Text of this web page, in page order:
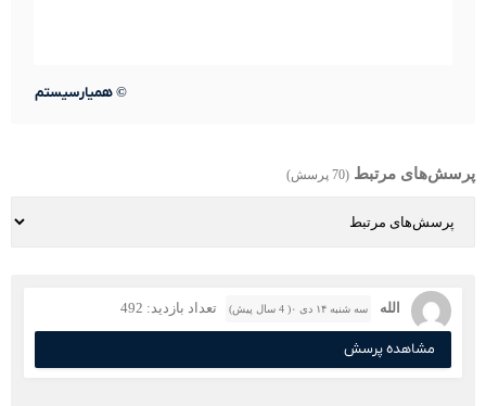
© همیارسیستم
پرسش‌های مرتبط (70 پرسش)
الله سه شنبه ۱۴ دی ۰( 4 سال پیش) تعداد بازدید: 492
مشاهده پرسش